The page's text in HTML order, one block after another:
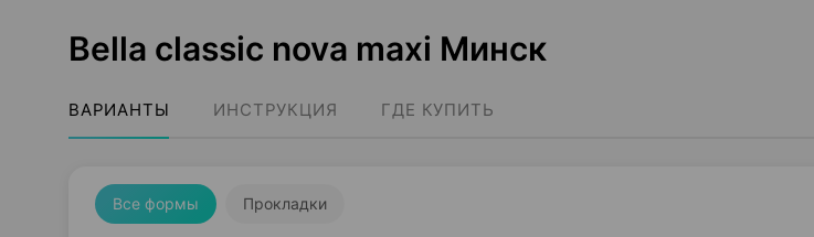
Bella classic nova maxi Минск
ВАРИАНТЫ ИНСТРУКЦИЯ ГДЕ КУПИТЬ
Все формы Прокладки